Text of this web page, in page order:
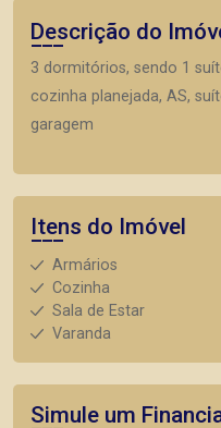
Descrição do
3 dormitórios, sendo 1
cozinha planejada, AS,
garagem
Itens do Imóvel
Armários
Cozinha
Sala de Estar
Varanda
Simule um